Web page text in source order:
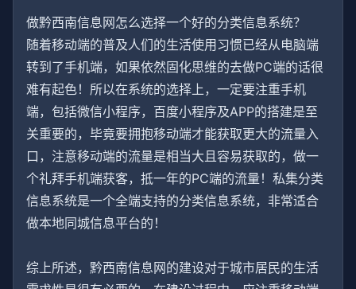
做黔西南信息网怎么选择一个好的分类信息系统？
随着移动端的普及人们的生活使用习惯已经从电脑端
转到了手机端，如果依然固化思维的去做PC端的话很
难有起色！所以在系统的选择上，一定要注重手机
端，包括微信小程序，百度小程序及APP的搭建是至
关重要的，毕竟要拥抱移动端才能获取更大的流量入
口，注意移动端的流量是相当大且容易获取的，做一
个礼拜手机端获客，抵一年的PC端的流量！私集分类
信息系统是一个全端支持的分类信息系统，非常适合
做本地同城信息平台的！
综上所述，黔西南信息网的建设对于城市居民的生活